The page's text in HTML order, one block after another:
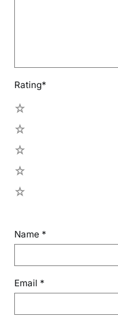
Rating*
Name *
Email *